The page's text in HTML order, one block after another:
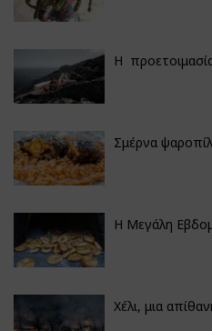
Η
Σμέρνα
Η Μεγάλη
Χέλι, μια